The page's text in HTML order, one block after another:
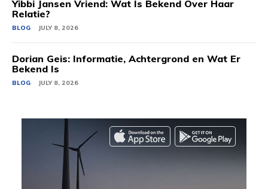
Yibbi Jansen Vriend: Wat Is Bekend Over Haar
Relatie?
BLOG JULY 8, 2026
Dorian Geis: Informatie, Achtergrond en Wat Er
Bekend Is
BLOG JULY 8, 2026